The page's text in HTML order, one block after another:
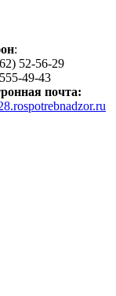
:
52-56-29
49-43
почта: